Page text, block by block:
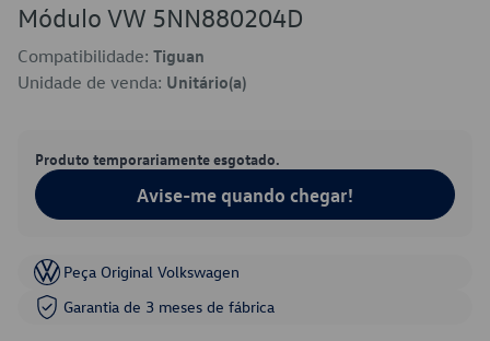
Módulo VW 5NN880204D
Compatibilidade: Tiguan
Unidade de venda: Unitário(a)
Produto temporariamente esgotado.
Avise-me quando chegar!
Peça Original Volkswagen
Garantia de 3 meses de fábrica